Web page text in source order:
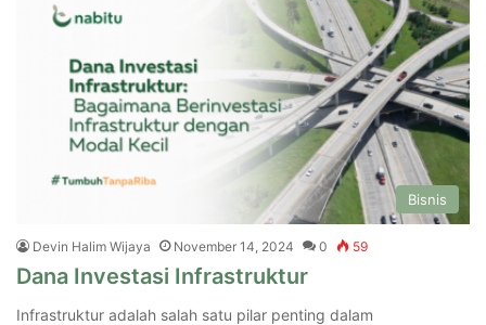
Bisnis
Devin Halim Wijaya November 14, 2024 0 59
Dana Investasi Infrastruktur
Infrastruktur adalah salah satu pilar penting dalam